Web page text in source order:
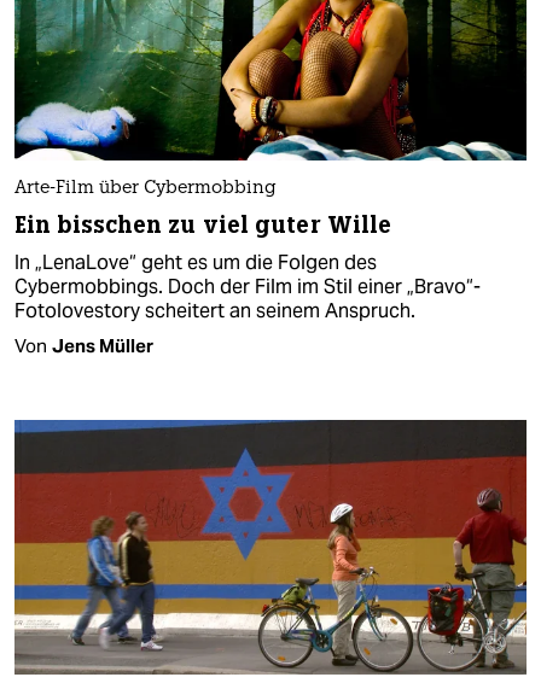
Arte-Film über Cybermobbing
Ein bisschen zu viel guter Wille
In „LenaLove“ geht es um die Folgen des
Cybermobbings. Doch der Film im Stil einer „Bravo“-
Fotolovestory scheitert an seinem Anspruch.
Von Jens Müller